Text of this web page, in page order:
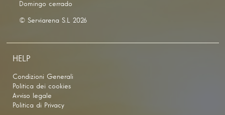
Domingo cerrado
© Serviarena S.L 2026
HELP
Condizioni Generali
Politica dei cookies
Avviso legale
Politica di Privacy